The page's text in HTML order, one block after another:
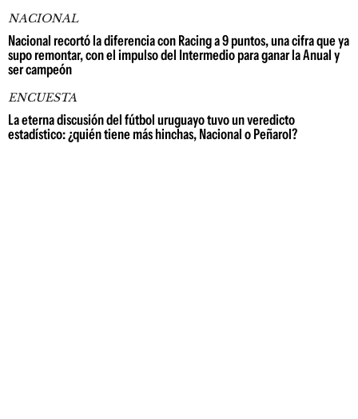
NACIONAL
Nacional recortó la diferencia con Racing a 9 puntos, una cifra que ya
supo remontar, con el impulso del Intermedio para ganar la Anual y
ser campeón
ENCUESTA
La eterna discusión del fútbol uruguayo tuvo un veredicto
estadístico: ¿quién tiene más hinchas, Nacional o Peñarol?